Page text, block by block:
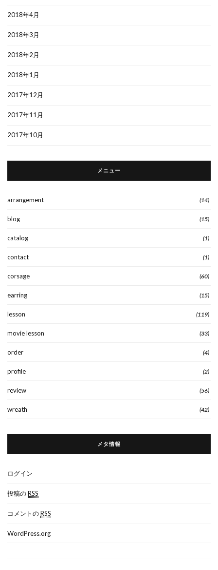
2018年4月
2018年3月
2018年2月
2018年1月
2017年12月
2017年11月
2017年10月
メニュー
arrangement (14)
blog (15)
catalog (1)
contact (1)
corsage (60)
earring (15)
lesson (119)
movie lesson (33)
order (4)
profile (2)
review (56)
wreath (42)
メタ情報
ログイン
投稿のRSS
コメントのRSS
WordPress.org